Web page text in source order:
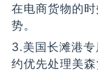
在电商货物的
势。
3.美国长滩港
约优先处理美